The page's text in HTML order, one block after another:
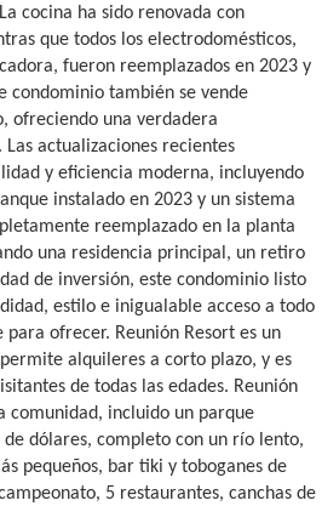
cocina ha sido renovada con
que todos los electrodomésticos,
fueron reemplazados en 2023 y
condominio también se vende
ofreciendo una verdadera
actualizaciones recientes
y eficiencia moderna, incluyendo
instalado en 2023 y un sistema
reemplazado en la planta
una residencia principal, un retiro
de inversión, este condominio listo
estilo e inigualable acceso a todo
para ofrecer. Reunión Resort es un
alquileres a corto plazo, y es
de todas las edades. Reunión
comunidad, incluido un parque
dólares, completo con un río lento,
pequeños, bar tiki y toboganes de
5 restaurantes, canchas de